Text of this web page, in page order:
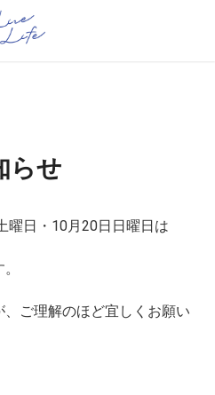
らせ
曜日・10月20日日曜日は
ご理解のほど宜しくお願い